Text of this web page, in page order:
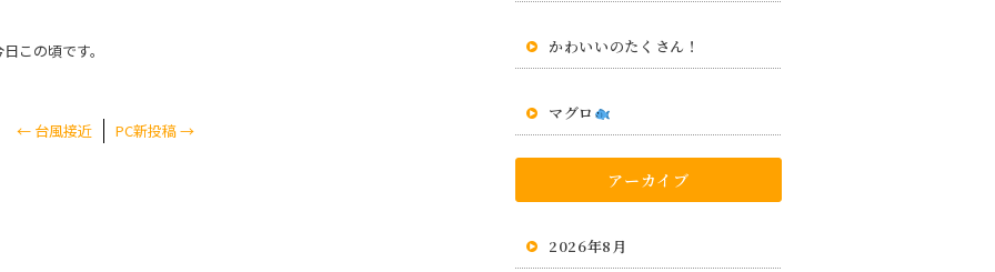
この頃です。
← 台風接近 PC新投稿→
かわいいのたくさん！
マグロ
アーカイブ
2026年8月